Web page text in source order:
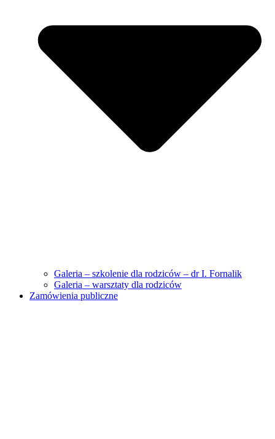
Galeria – szkolenie dla rodziców – dr I. Fornalik
Galeria – warsztaty dla rodziców
Zamówienia publiczne